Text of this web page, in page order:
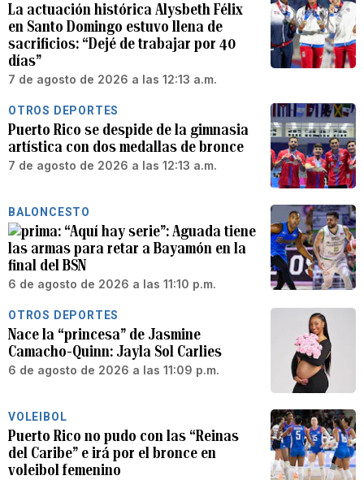
La actuación histórica Alysbeth Félix
en Santo Domingo estuvo llena de
sacrificios: “Dejé de trabajar por 40
días”
7 de agosto de 2026 a las 12:13 a.m.
OTROS DEPORTES
Puerto Rico se despide de la gimnasia
artística con dos medallas de bronce
7 de agosto de 2026 a las 12:13 a.m.
BALONCESTO
“Aquí hay serie”: Aguada tiene
las armas para retar a Bayamón en la
final del BSN
6 de agosto de 2026 a las 11:10 p.m.
OTROS DEPORTES
Nace la “princesa” de Jasmine
Camacho-Quinn: Jayla Sol Carlies
6 de agosto de 2026 a las 11:09 p.m.
VOLEIBOL
Puerto Rico no pudo con las “Reinas
del Caribe” e irá por el bronce en
voleibol femenino